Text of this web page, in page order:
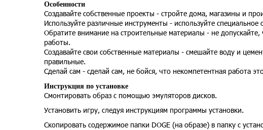
Особенности
Создавайте собственные проекты - стройте дома, магазины и
Используйте различные инструменты - используйте специальное
Обратите внимание на строительные материалы - не
работы.
Создавайте свои собственные материалы - смешайте воду и
правильные.
Сделай сам - сделай сам, не бойся, что некомпетентная работа
Инструкция по установке
Смонтировать образ с помощью эмуляторов дисков.
Установить игру, следуя инструкциям программы установки.
Скопировать содержимое папки DOGE (на образе) в папку с